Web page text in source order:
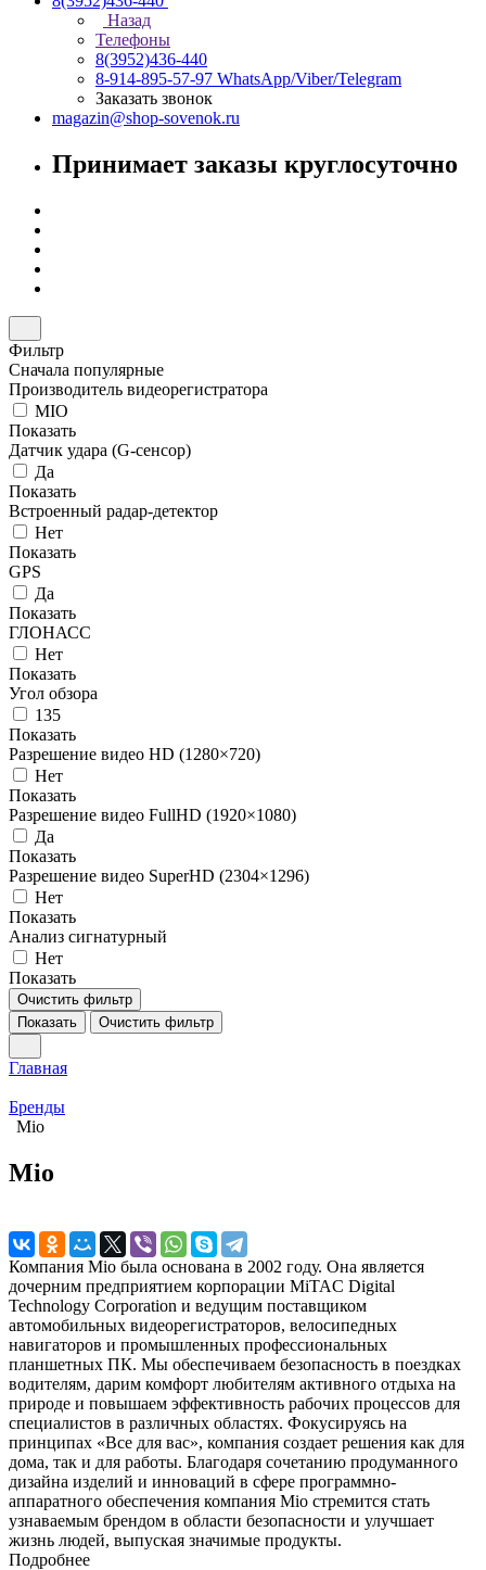
Назад
Телефоны
8(3952)436-440
8-914-895-57-97 WhatsApp/Viber/Telegram
Заказать звонок
magazin@shop-sovenok.ru
Принимает заказы круглосуточно
Фильтр
Сначала популярные
Производитель видеорегистратора
MIO
Показать
Датчик удара (G-сенсор)
Да
Показать
Встроенный радар-детектор
Нет
Показать
GPS
Да
Показать
ГЛОНАСС
Нет
Показать
Угол обзора
135
Показать
Разрешение видео HD (1280×720)
Нет
Показать
Разрешение видео FullHD (1920×1080)
Да
Показать
Разрешение видео SuperHD (2304×1296)
Нет
Показать
Анализ сигнатурный
Нет
Показать
Очистить фильтр
Показать
Очистить фильтр
Главная
Бренды
Mio
Mio
Компания Mio была основана в 2002 году. Она является
дочерним предприятием корпорации MiTAC Digital
Technology Corporation и ведущим поставщиком
автомобильных видеорегистраторов, велосипедных
навигаторов и промышленных профессиональных
планшетных ПК. Мы обеспечиваем безопасность в поездках
водителям, дарим комфорт любителям активного отдыха на
природе и повышаем эффективность рабочих процессов для
специалистов в различных областях. Фокусируясь на
принципах «Все для вас», компания создает решения как для
дома, так и для работы. Благодаря сочетанию продуманного
дизайна изделий и инноваций в сфере программно-
аппаратного обеспечения компания Mio стремится стать
узнаваемым брендом в области безопасности и улучшает
жизнь людей, выпуская значимые продукты.
Подробнее